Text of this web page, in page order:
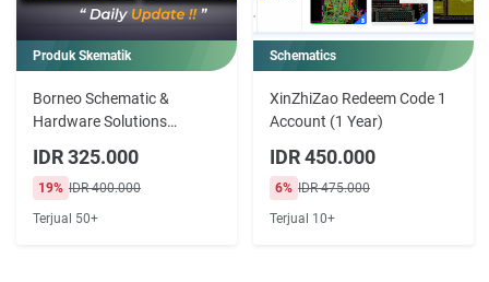
Produk Skematik
Borneo Schematic &
Hardware Solutions
Months
IDR 325.000
19% IDR 400.000
Terjual 50+
Schematics
XinZhiZao Redeem Code 1
Account (1 Year)
IDR 450.000
6% IDR 475.000
Terjual 10+